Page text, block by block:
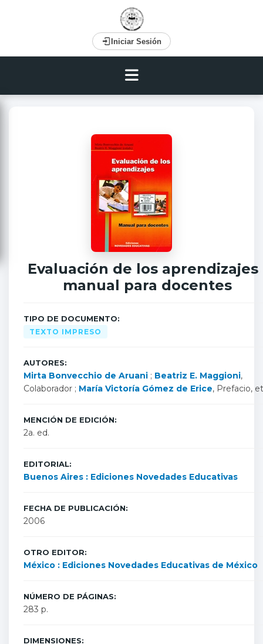
Iniciar Sesión
Evaluación de los aprendizajes
manual para docentes
TIPO DE DOCUMENTO:
TEXTO IMPRESO
AUTORES:
Mirta Bonvecchio de Aruani ; Beatriz E. Maggioni,
Colaborador ; María Victoría Gómez de Erice, Prefacio,
MENCIÓN DE EDICIÓN:
2a. ed.
EDITORIAL:
Buenos Aires : Ediciones Novedades Educativas
FECHA DE PUBLICACIÓN:
2006
OTRO EDITOR:
México : Ediciones Novedades Educativas de México
NÚMERO DE PÁGINAS:
283 p.
DIMENSIONES: